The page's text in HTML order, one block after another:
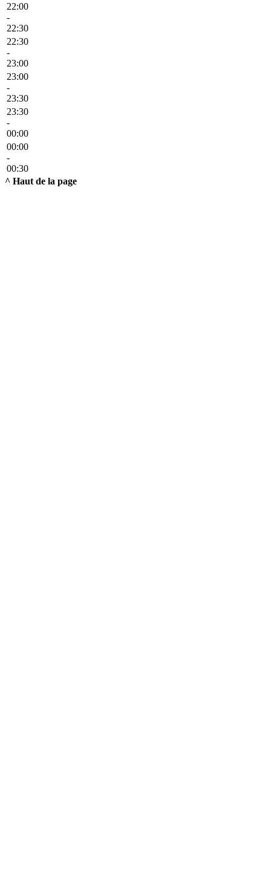
22:00
-
22:30
22:30
-
23:00
23:00
-
23:30
23:30
-
00:00
00:00
-
00:30
^ Haut de la page